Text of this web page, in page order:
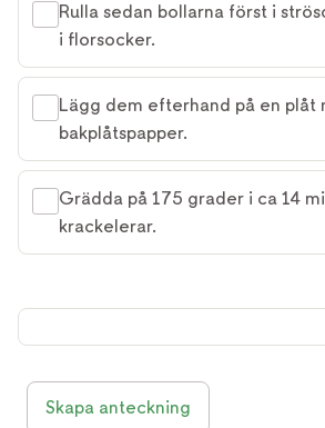
Rulla sedan bollarna först i
i florsocker.
Lägg dem efterhand på en plåt
bakplåtspapper.
Grädda på 175 grader i ca 14
krackelerar.
Skapa anteckning